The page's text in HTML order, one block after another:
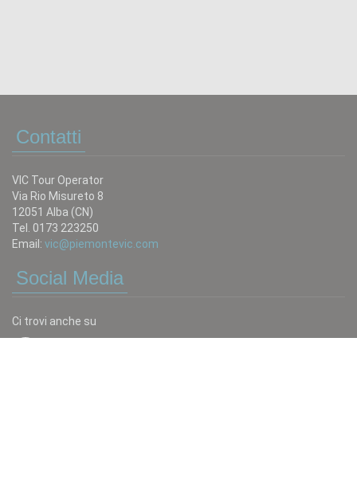
Contatti
VIC Tour Operator
Via Rio Misureto 8
12051 Alba (CN)
Tel. 0173 223250
Email: vic@piemontevic.com
Social Media
Ci trovi anche su